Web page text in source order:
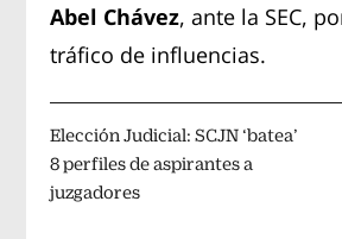
Abel Chávez, ante la SEC,
tráfico de influencias.
Elección Judicial: SCJN ‘batea’
8 perfiles de aspirantes a
juzgadores